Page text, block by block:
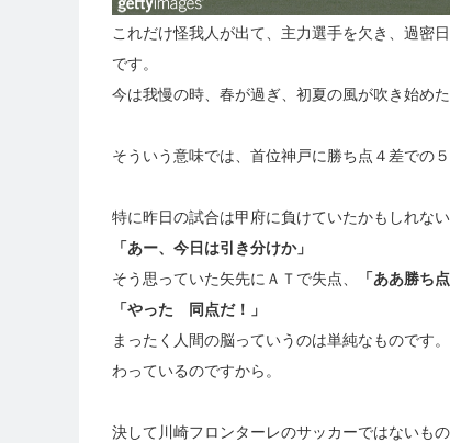
これだけ怪我人が出て、主力選手を欠き、過密
です。
今は我慢の時、春が過ぎ、初夏の風が吹き始め
そういう意味では、首位神戸に勝ち点４差での
特に昨日の試合は甲府に負けていたかもしれな
「あー、今日は引き分けか」
そう思っていた矢先にＡＴで失点、
「ああ勝ち
「やった 同点だ！」
まったく人間の脳っていうのは単純なものです
わっているのですから。
決して川崎フロンターレのサッカーではないも